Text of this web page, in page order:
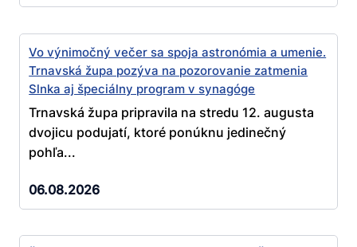
Vo výnimočný večer sa spoja astronómia a umenie.
Trnavská župa pozýva na pozorovanie zatmenia
Slnka aj špeciálny program v synagóge
Trnavská župa pripravila na stredu 12. augusta
dvojicu podujatí, ktoré ponúknu jedinečný
pohľa...
06.08.2026